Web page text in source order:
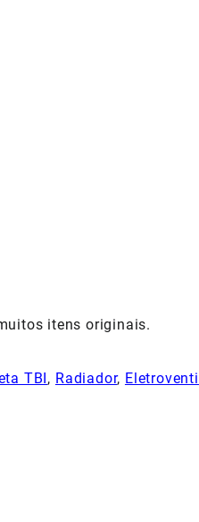
itens originais.
TBI, Radiador,